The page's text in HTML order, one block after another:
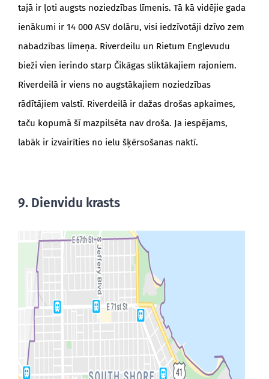
tajā ir ļoti augsts noziedzības līmenis. Tā kā vidējie gada
ienākumi ir 14 000 ASV dolāru, visi iedzīvotāji dzīvo zem
nabadzības līmeņa. Riverdeilu un Rietum Englevudu
bieži vien ierindo starp Čikāgas sliktākajiem rajoniem.
Riverdeilā ir viens no augstākajiem noziedzības
rādītājiem valstī. Riverdeilā ir dažas drošas apkaimes,
taču kopumā šī mazpilsēta nav droša. Ja iespējams,
labāk ir izvairīties no ielu šķērsošanas naktī.
9. Dienvidu krasts